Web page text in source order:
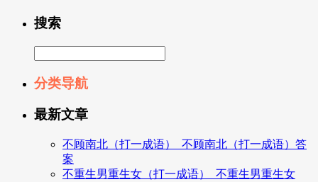
搜索
分类导航
最新文章
不顾南北（打一成语）_不顾南北（打一成语）答
案
不重生男重生女（打一成语）_不重生男重生女